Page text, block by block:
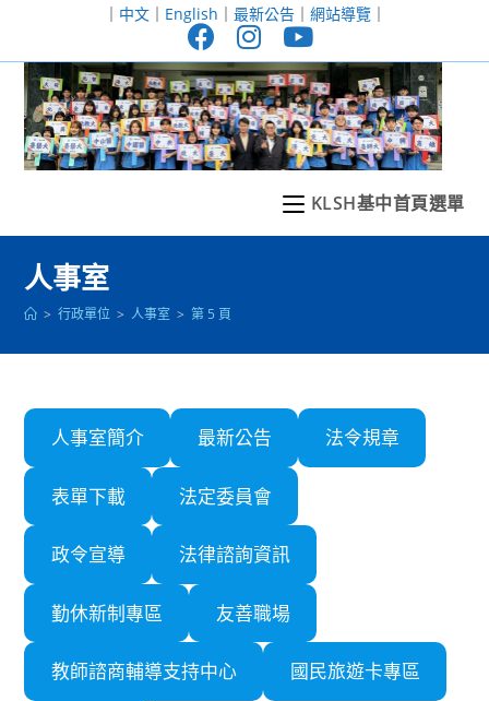
至
｜ 中文｜ English ｜ 最新公告｜ 網站導覽｜
KLSH基中首頁選單
人事室
> 行政單位 > 人事室 > 第 5 頁
人事室簡介 最新公告 法令規章
表單下載 法定委員會
政令宣導 法律諮詢資訊
勤休新制專區 友善職場
教師諮商輔導支持中心 國民旅遊卡專區